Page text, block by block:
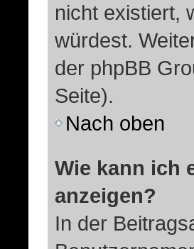
nicht existiert,
würdest.
der phpBB
Seite).
Nach oben
Wie kann ich
anzeigen?
In der